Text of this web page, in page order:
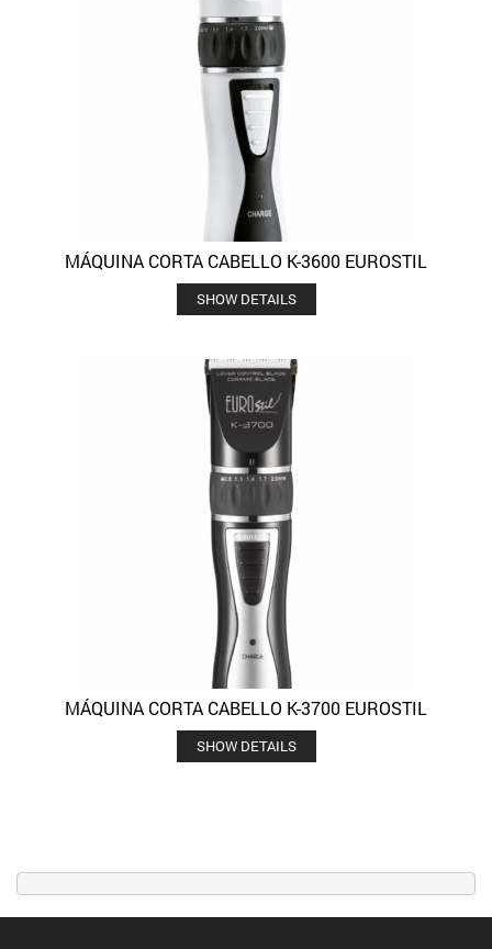
MÁQUINA CORTA CABELLO K-3600 EUROSTIL
SHOW DETAILS
MÁQUINA CORTA CABELLO K-3700 EUROSTIL
SHOW DETAILS